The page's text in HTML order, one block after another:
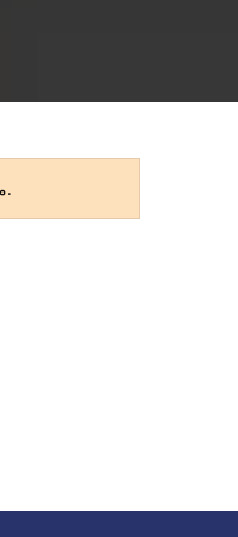
ملاحظة بشأن الترجمة الآلية: تمت ترجمة هذه الصفحة تلقائيًا. قد تحتوي الترجمة على أخطاء أو بعض أوجه عدم الدقة. النسخة الأصلية باللغة الألمانية هي النسخة المعتمدة.